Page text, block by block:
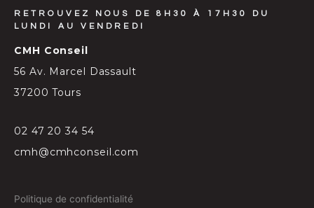
RETROUVEZ NOUS DE 8H30 À 17H30 DU
LUNDI AU VENDREDI
CMH Conseil
56 Av. Marcel Dassault
37200 Tours
02 47 20 34 54
cmh@cmhconseil.com
Politique de confidentialité